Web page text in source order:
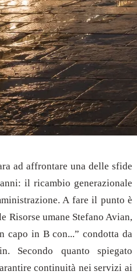
ad affrontare una delle sfide
il ricambio generazionale
A fare il punto è
Risorse umane Stefano Avian,
capo in B con...” condotta da
Secondo quanto spiegato
continuità nei servizi ai